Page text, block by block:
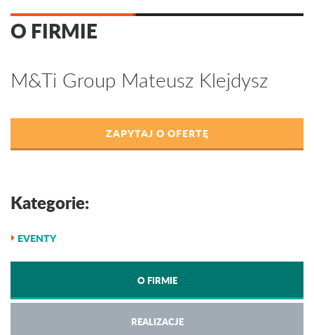
O FIRMIE
M&Ti Group Mateusz Klejdysz
ZAPYTAJ O OFERTĘ
Kategorie:
EVENTY
O FIRMIE
REALIZACJE